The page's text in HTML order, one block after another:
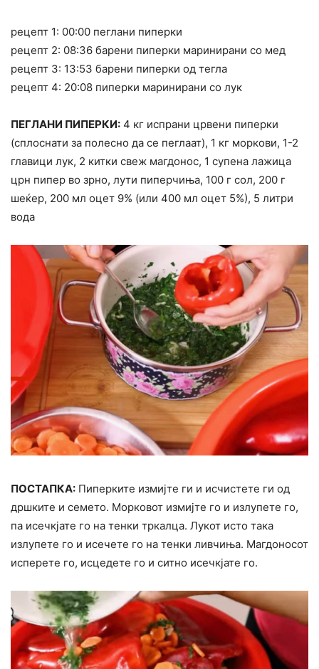
рецепт 1: 00:00 пеглани пиперки
рецепт 2: 08:36 барени пиперки маринирани со мед
рецепт 3: 13:53 барени пиперки од тегла
рецепт 4: 20:08 пиперки маринирани со лук
ПЕГЛАНИ ПИПЕРКИ: 4 кг испрани црвени пиперки
(сплоснати за полесно да се пеглаат), 1 кг моркови, 1-2
главици лук, 2 китки свеж магдонос, 1 супена лажица
црн пипер во зрно, лути пиперчиња, 100 г сол, 200 г
шеќер, 200 мл оцет 9% (или 400 мл оцет 5%), 5 литри
вода
ПОСТАПКА: Пиперките измијте ги и исчистете ги од
дршките и семето. Морковот измијте го и излупете го,
па исечкјате го на тенки тркалца. Лукот исто така
излупете го и исечете го на тенки ливчиња. Магдоносот
исперете го, исцедете го и ситно исечкјате го.